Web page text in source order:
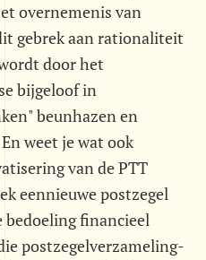
overnemenis van
gebrek aan rationaliteit
door het
bijgeloof in
beunhazen en
weet je wat ook
van de PTT
eennieuwe postzegel
bedoeling financieel
postzegelverzameling-